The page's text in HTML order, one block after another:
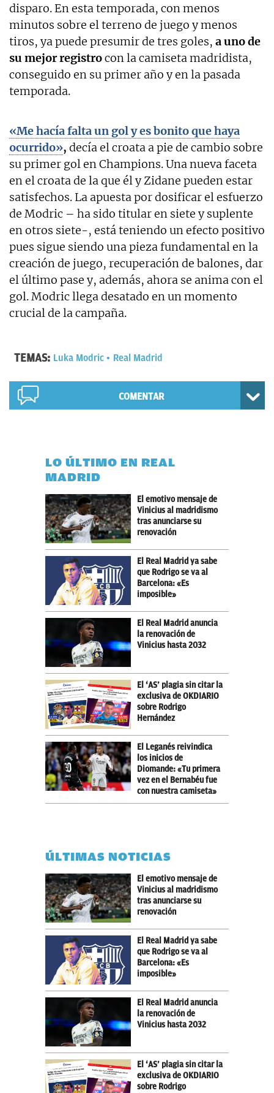
disparo. En esta temporada, con menos
minutos sobre el terreno de juego y menos
tiros, ya puede presumir de tres goles, a uno de
su mejor registrocon la camiseta madridista,
conseguido en su primer año y en la pasada
temporada.
«Me hacía falta un gol y es bonito que haya
ocurrido», decía el croata a pie de cambio sobre
su primer gol en Champions. Una nueva faceta
en el croata de la que él y Zidane pueden estar
satisfechos. La apuesta por dosificar el esfuerzo
de Modric – ha sido titular en siete y suplente
en otros siete-, está teniendo un efecto positivo
pues sigue siendo una pieza fundamental en la
creación de juego, recuperación de balones, dar
el último pase y, además, ahora se anima con el
gol. Modric llega desatado en un momento
crucial de la campaña.
TEMAS: Luka Modric Real Madrid
COMENTAR
LO ÚLTIMO EN REAL
MADRID
El emotivo mensaje de
Vinicius al madridismo
tras anunciarse su
renovación
El Real Madrid ya sabe
que Rodrigo se va al
Barcelona: «Es
imposible»
El Real Madrid anuncia
la renovación de
Vinicius hasta 2032
El ‘AS’ plagia sin citar la
exclusiva de OKDIARIO
sobre Rodrigo
Hernández
El Leganés reivindica
los inicios de
Diomande: «Tu primera
vez en el Bernabéu fue
con nuestra camiseta»
ÚLTIMAS NOTICIAS
El emotivo mensaje de
Vinicius al madridismo
tras anunciarse su
renovación
El Real Madrid ya sabe
que Rodrigo se va al
Barcelona: «Es
imposible»
El Real Madrid anuncia
la renovación de
Vinicius hasta 2032
El ‘AS’ plagia sin citar la
exclusiva de OKDIARIO
sobre Rodrigo